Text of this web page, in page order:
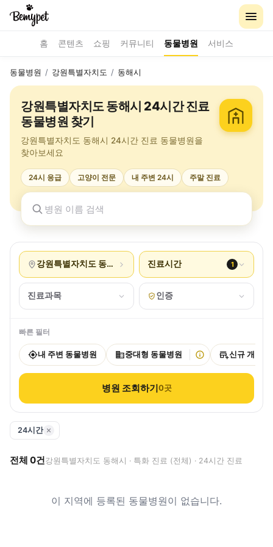
홈 콘텐츠 쇼핑 커뮤니티 동물병원 서비스
동물병원 / 강원특별자치도 / 동해시
강원특별자치도 동해시 24시간 진료
동물병원 찾기
강원특별자치도 동해시 24시간 진료 동물병원을
찾아보세요
24시 응급 고양이 전문 내 주변 24시 주말 진료
강원특별자치도 동해시 진료시간 1
진료과목 인증
빠른 필터
내 주변 동물병원 중대형 동물병원 신규 개원
병원 조회하기0곳
24시간
전체 0건강원특별자치도 동해시 · 특화 진료 (전체) · 24시간 진료
이 지역에 등록된 동물병원이 없습니다.